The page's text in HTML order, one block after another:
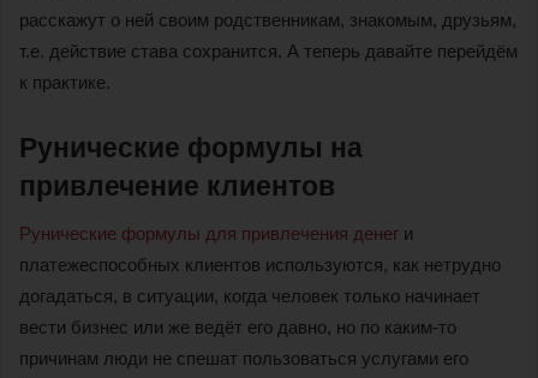
расскажут о ней своим родственникам, знакомым, друзьям,
т.е. действие става сохранится. А теперь давайте перейдём
к практике.
Рунические формулы на
привлечение клиентов
Рунические формулы для привлечения денег и
платежеспособных клиентов используются, как нетрудно
догадаться, в ситуации, когда человек только начинает
вести бизнес или же ведёт его давно, но по каким-то
причинам люди не спешат пользоваться услугами его